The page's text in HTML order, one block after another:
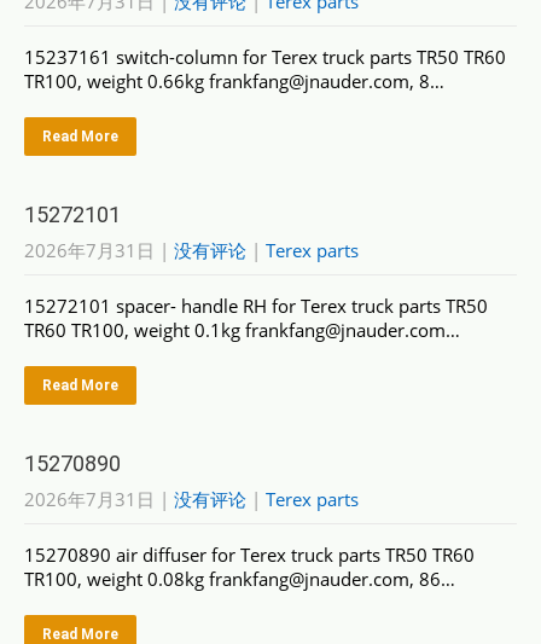
15237161 switch-column for Terex truck parts TR50 TR60
TR100, weight 0.66kg frankfang@jnauder.com, 8…
Read More
15272101
2026年7月31日 | 没有评论 | Terex parts
15272101 spacer- handle RH for Terex truck parts TR50
TR60 TR100, weight 0.1kg frankfang@jnauder.com…
Read More
15270890
2026年7月31日 | 没有评论 | Terex parts
15270890 air diffuser for Terex truck parts TR50 TR60
TR100, weight 0.08kg frankfang@jnauder.com, 86…
Read More